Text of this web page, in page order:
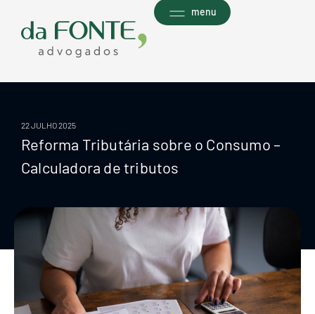
conteúdo
menu
22 JULHO 2025
Reforma Tributária sobre o Consumo –
Calculadora de tributos